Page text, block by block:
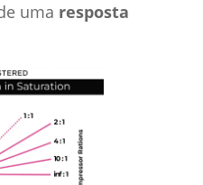
uma resposta